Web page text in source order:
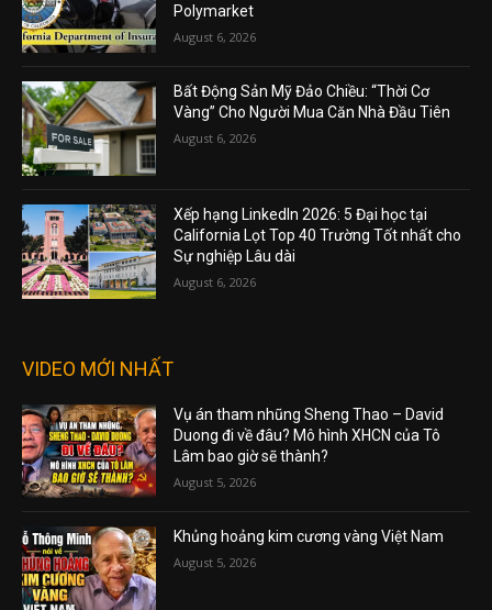
Polymarket
August 6, 2026
Bất Động Sản Mỹ Đảo Chiều: “Thời Cơ
Vàng” Cho Người Mua Căn Nhà Đầu Tiên
August 6, 2026
Xếp hạng LinkedIn 2026: 5 Đại học tại
California Lọt Top 40 Trường Tốt nhất cho
Sự nghiệp Lâu dài
August 6, 2026
VIDEO MỚI NHẤT
Vụ án tham nhũng Sheng Thao – David
Duong đi về đâu? Mô hình XHCN của Tô
Lâm bao giờ sẽ thành?
August 5, 2026
Khủng hoảng kim cương vàng Việt Nam
August 5, 2026